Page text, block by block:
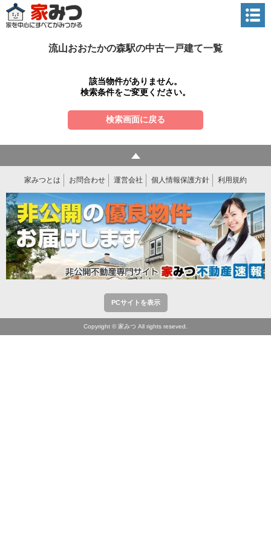
流山おおたかの森駅の中古一戸建て一覧
該当物件がありません。
検索条件をご変更ください。
検索画面に戻る
家みつとは お問合わせ 運営会社 個人情報保護方針 利用規約
PCサイトを表示
Copyright © 家みつ All rights reseved.